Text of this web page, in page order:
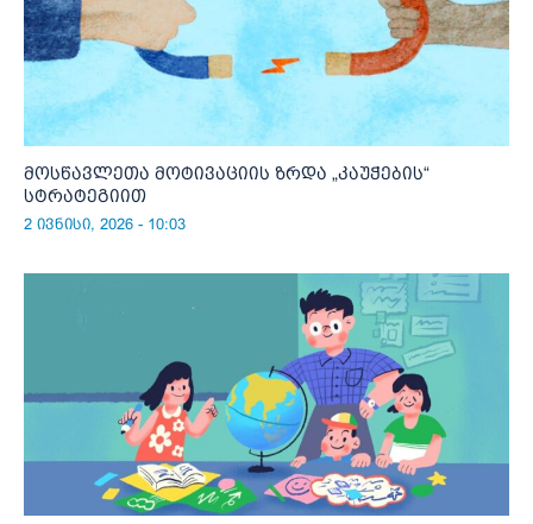
მოსწავლეთა მოტივაციის ზრდა „კაუჭების“
სტრატეგიით
2 ივნისი, 2026 - 10:03